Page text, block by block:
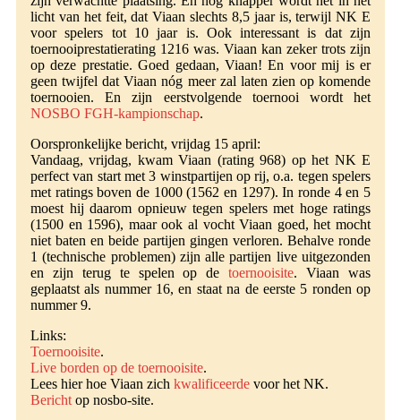
licht van het feit, dat Viaan slechts 8,5 jaar is, terwijl NK E
voor spelers tot 10 jaar is. Ook interessant is dat zijn
toernooiprestatierating 1216 was. Viaan kan zeker trots zijn
op deze prestatie. Goed gedaan, Viaan! En voor mij is er
geen twijfel dat Viaan nóg meer zal laten zien op komende
toernooien. En zijn eerstvolgende toernooi wordt het
NOSBO FGH-kampionschap.
Oorspronkelijke bericht, vrijdag 15 april:
Vandaag, vrijdag, kwam Viaan (rating 968) op het NK E
perfect van start met 3 winstpartijen op rij, o.a. tegen spelers
met ratings boven de 1000 (1562 en 1297). In ronde 4 en 5
moest hij daarom opnieuw tegen spelers met hoge ratings
(1500 en 1596), maar ook al vocht Viaan goed, het mocht
niet baten en beide partijen gingen verloren. Behalve ronde
1 (technische problemen) zijn alle partijen live uitgezonden
en zijn terug te spelen op detoernooisite. Viaan was
geplaatst als nummer 16, en staat na de eerste 5 ronden op
nummer 9.
Links:
Toernooisite.
Live borden op de toernooisite.
Lees hier hoe Viaan zich kwalificeerde voor het NK.
Berichtop nosbo-site.